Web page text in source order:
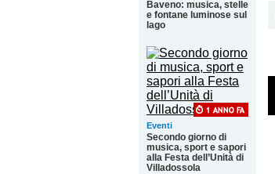
Baveno: musica, stelle
e fontane luminose sul
lago
Eventi
Secondo giorno di
musica, sport e sapori
alla Festa dell’Unità di
Villadossola